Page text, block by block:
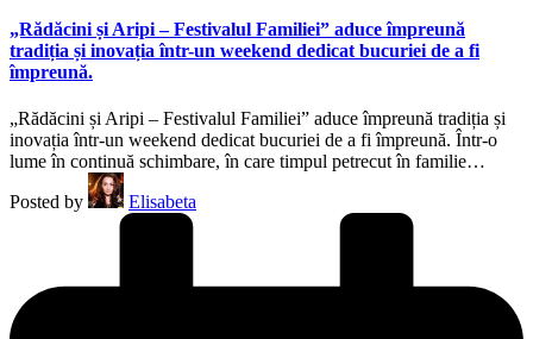
„Rădăcini și Aripi – Festivalul Familiei” aduce împreună
tradiția și inovația într-un weekend dedicat bucuriei de a fi
împreună.
„Rădăcini și Aripi – Festivalul Familiei” aduce împreună tradiția și
inovația într-un weekend dedicat bucuriei de a fi împreună. Într-o
lume în continuă schimbare, în care timpul petrecut în familie…
Posted by
Elisabeta